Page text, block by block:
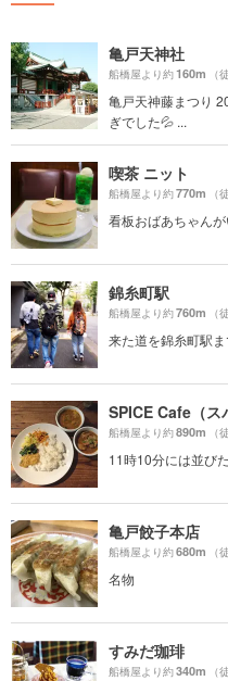
亀戸天神社
船橋屋より約160m （
亀戸天神藤まつり
ぎでした💦 ...
喫茶 ニット
船橋屋より約770m （
看板おばあちゃん
錦糸町駅
船橋屋より約760m （
来た道を錦糸町駅ま
SPICE Cafe（ス
船橋屋より約890m （
11時10分には並び
亀戸餃子本店
船橋屋より約680m （
名物
すみだ珈琲
船橋屋より約340m （